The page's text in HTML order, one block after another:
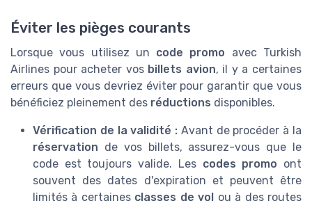
Éviter les pièges courants
Lorsque vous utilisez un code promo avec Turkish
Airlines pour acheter vos billets avion, il y a certaines
erreurs que vous devriez éviter pour garantir que vous
bénéficiez pleinement des réductions disponibles.
Vérification de la validité : Avant de procéder à la
réservation de vos billets, assurez-vous que le
code est toujours valide. Les codes promo ont
souvent des dates d'expiration et peuvent être
limités à certaines classes de vol ou à des routes